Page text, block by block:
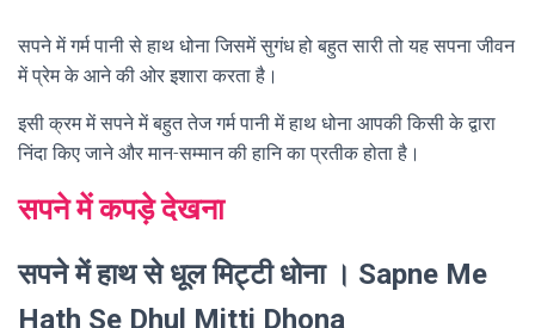
सपने में गर्म पानी से हाथ धोना जिसमें सुगंध हो बहुत सारी तो यह सपना जीवन
में प्रेम के आने की ओर इशारा करता है।
इसी क्रम में सपने में बहुत तेज गर्म पानी में हाथ धोना आपकी किसी के द्वारा
निंदा किए जाने और मान-सम्मान की हानि का प्रतीक होता है।
सपने में कपड़े देखना
सपने में हाथ से धूल मिट्टी धोना । Sapne Me
Hath Se Dhul Mitti Dhona